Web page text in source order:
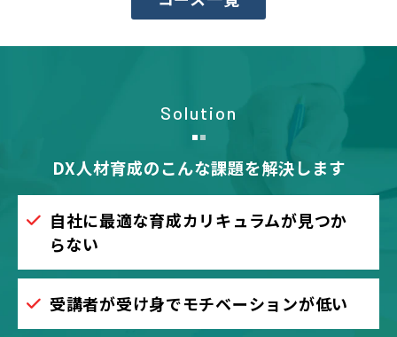
Solution
DX人材育成のこんな課題を解決します
自社に最適な育成カリキュラムが見つか
らない
受講者が受け身でモチベーションが低い